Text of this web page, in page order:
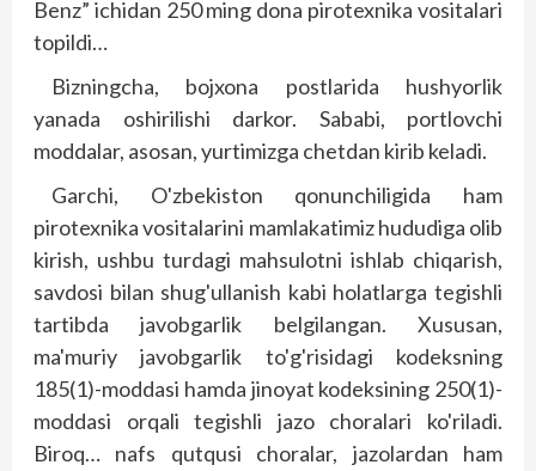
Benz” ichidan 250 ming dona pirotexnika vositalari
topildi…
Bizningcha, bojxona postlarida hushyorlik
yanada oshirilishi darkor. Sababi, portlovchi
moddalar, asosan, yurtimizga chetdan kirib keladi.
Garchi, O'zbekiston qonunchiligida ham
pirotexnika vositalarini mamlakatimiz hududiga olib
kirish, ushbu turdagi mahsulotni ishlab chiqarish,
savdosi bilan shug'ullanish kabi holatlarga tegishli
tartibda javobgarlik belgilangan. Xususan,
ma'muriy javobgarlik to'g'risidagi kodeksning
185(1)-moddasi hamda jinoyat kodeksining 250(1)-
moddasi orqali tegishli jazo choralari ko'riladi.
Biroq… nafs qutqusi choralar, jazolardan ham